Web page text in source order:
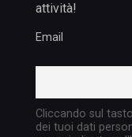
attività!
Email
Cliccando sul
dei tuoi dati